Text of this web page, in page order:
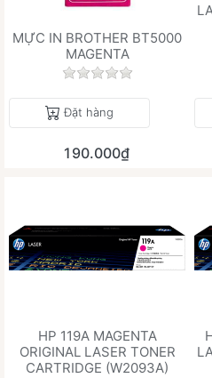
MỰC IN BROTHER BT5000
MAGENTA
Chưa có đánh giá
Đặt hàng
190.000₫
HP 119A MAGENTA
ORIGINAL LASER TONER
CARTRIDGE (W2093A)